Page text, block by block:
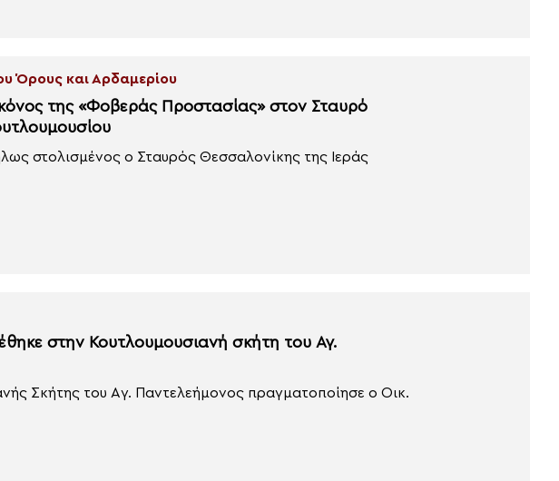
Όρους και Αρδαμερίου
της «Φοβεράς Προστασίας» στον Σταυρό
στολισμένος ο Σταυρός Θεσσαλονίκης της Ιεράς
στην Κουτλουμουσιανή σκήτη του Αγ.
Σκήτης του Aγ. Παντελεήμονος πραγματοποίησε ο Οικ.